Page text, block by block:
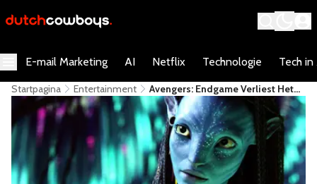
E-mail Marketing AI Netflix Technologie Tech in
Startpagina Entertainment
​Avengers: Endgame Verliest Het
Van Avatar